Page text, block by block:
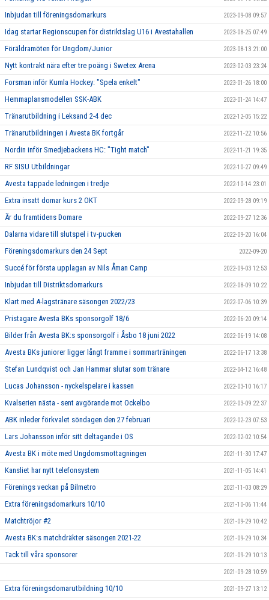
Inbjudan till föreningsdomarkurs 2023-09-08 09:57
Idag startar Regionscupen för distriktslag U16 i Avestahallen 2023-08-25 07:49
Föräldramöten för Ungdom/Junior 2023-08-13 21:00
Nytt kontrakt nära efter tre poäng i Swetex Arena 2023-02-03 23:24
Forsman inför Kumla Hockey: "Spela enkelt" 2023-01-26 18:00
Hemmaplansmodellen SSK-ABK 2023-01-24 14:47
Tränarutbildning i Leksand 2-4 dec 2022-12-05 15:22
Tränarutbildningen i Avesta BK fortgår 2022-11-22 10:56
Nordin inför Smedjebackens HC: "Tight match" 2022-11-21 19:35
RF SISU Utbildningar 2022-10-27 09:49
Avesta tappade ledningen i tredje 2022-10-14 23:01
Extra insatt domar kurs 2 OKT 2022-09-28 09:19
Är du framtidens Domare 2022-09-27 12:36
Dalarna vidare till slutspel i tv-pucken 2022-09-20 16:04
Föreningsdomarkurs den 24 Sept 2022-09-20
Succé för första upplagan av Nils Åman Camp 2022-09-03 12:53
Inbjudan till Distriktsdomarkurs 2022-08-09 10:22
Klart med A-lagstränare säsongen 2022/23 2022-07-06 10:39
Pristagare Avesta BKs sponsorgolf 18/6 2022-06-20 09:14
Bilder från Avesta BK:s sponsorgolf i Åsbo 18 juni 2022 2022-06-19 14:08
Avesta BKs juniorer ligger långt framme i sommarträningen 2022-06-17 13:38
Stefan Lundqvist och Jan Hammar slutar som tränare 2022-04-12 16:48
Lucas Johansson - nyckelspelare i kassen 2022-03-10 16:17
Kvalserien nästa - sent avgörande mot Ockelbo 2022-03-09 22:37
ABK inleder förkvalet söndagen den 27 februari 2022-02-23 07:53
Lars Johansson inför sitt deltagande i OS 2022-02-02 10:54
Avesta BK i möte med Ungdomsmottagningen 2021-11-30 17:47
Kansliet har nytt telefonsystem 2021-11-05 14:41
Förenings veckan på Bilmetro 2021-11-03 08:29
Extra föreningsdomarkurs 10/10 2021-10-06 11:44
Matchtröjor #2 2021-09-29 10:42
Avesta BK:s matchdräkter säsongen 2021-22 2021-09-29 10:34
Tack till våra sponsorer 2021-09-29 10:13
2021-09-28 10:59
Extra föreningsdomarutbildning 10/10 2021-09-27 13:12